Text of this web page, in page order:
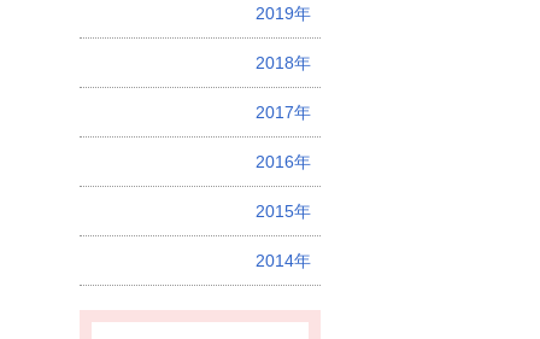
2019年
2018年
2017年
2016年
2015年
2014年